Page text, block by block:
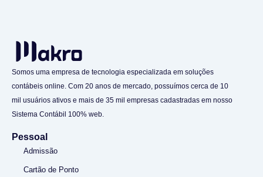
Somos uma empresa de tecnologia especializada em soluções
contábeis online. Com 20 anos de mercado, possuímos cerca de 10
mil usuários ativos e mais de 35 mil empresas cadastradas em nosso
Sistema Contábil 100% web.
Pessoal
Admissão
Cartão de Ponto